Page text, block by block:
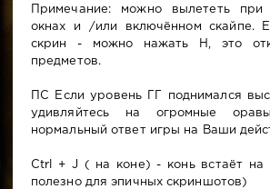
Примечание: можно вылететь при
окнах и /или включённом скайпе.
скрин - можно нажать H, это
предметов.
ПС Если уровень ГГ поднимался
удивляйтесь на огромные
нормальный ответ игры на Ваши
Ctrl + J ( на коне) - конь встаёт на
полезно для эпичных скриншотов)